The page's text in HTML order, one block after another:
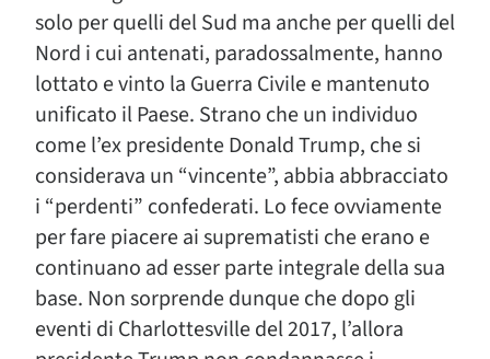
solo per quelli del Sud ma anche per quelli del
Nord i cui antenati, paradossalmente, hanno
lottato e vinto la Guerra Civile e mantenuto
unificato il Paese. Strano che un individuo
come l’ex presidente Donald Trump, che si
considerava un “vincente”, abbia abbracciato
i “perdenti” confederati. Lo fece ovviamente
per fare piacere ai suprematisti che erano e
continuano ad esser parte integrale della sua
base. Non sorprende dunque che dopo gli
eventi di Charlottesville del 2017, l’allora